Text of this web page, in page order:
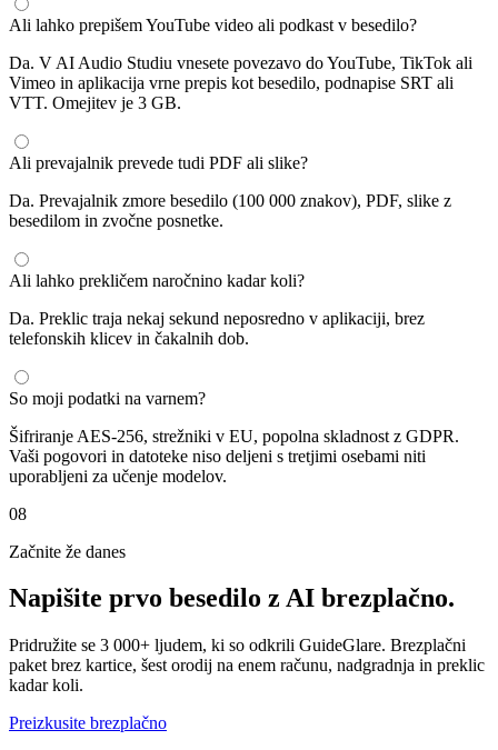
Ali lahko prepišem YouTube video ali podkast v besedilo?
Da. V AI Audio Studiu vnesete povezavo do YouTube, TikTok ali
Vimeo in aplikacija vrne prepis kot besedilo, podnapise SRT ali
VTT. Omejitev je 3 GB.
Ali prevajalnik prevede tudi PDF ali slike?
Da. Prevajalnik zmore besedilo (100 000 znakov), PDF, slike z
besedilom in zvočne posnetke.
Ali lahko prekličem naročnino kadar koli?
Da. Preklic traja nekaj sekund neposredno v aplikaciji, brez
telefonskih klicev in čakalnih dob.
So moji podatki na varnem?
Šifriranje AES-256, strežniki v EU, popolna skladnost z GDPR.
Vaši pogovori in datoteke niso deljeni s tretjimi osebami niti
uporabljeni za učenje modelov.
08
Začnite že danes
Napišite prvo besedilo z AI brezplačno.
Pridružite se 3 000+ ljudem, ki so odkrili GuideGlare. Brezplačni
paket brez kartice, šest orodij na enem računu, nadgradnja in preklic
kadar koli.
Preizkusite brezplačno